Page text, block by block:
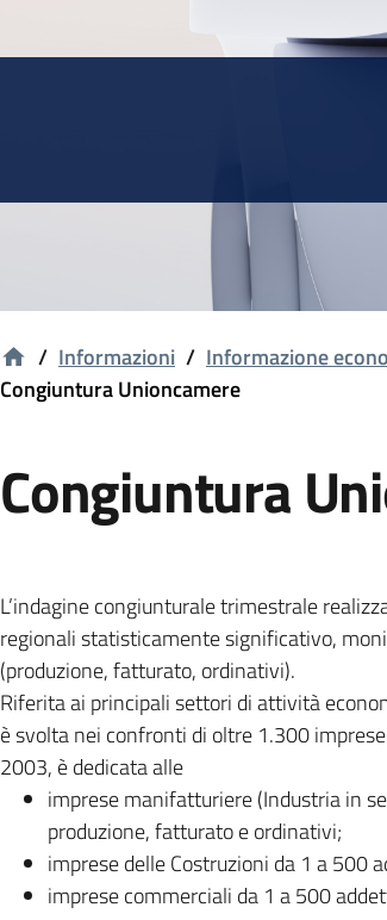
/ Informazioni / Informazione
Congiuntura Unioncamere
Congiuntura
L’indagine congiunturale trimestrale
regionali statisticamente significativo,
(produzione, fatturato, ordinativi).
Riferita ai principali settori di attività
è svolta nei confronti di oltre 1.300
2003, è dedicata alle
imprese manifatturiere (Industria in
produzione, fatturato e ordinativi;
imprese delle Costruzioni da 1 a 500
imprese commerciali da 1 a 500